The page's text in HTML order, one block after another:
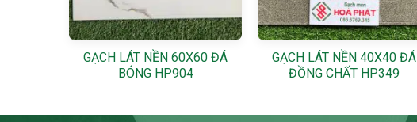
+
GẠCH LÁT NỀN 60X60 ĐÁ
BÓNG HP904
+
GẠCH LÁT NỀN 40X40 ĐÁ
ĐỒNG CHẤT HP349